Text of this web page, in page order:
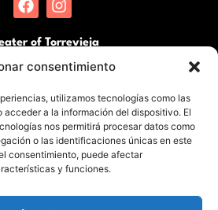
consentimiento
utilizamos tecnologías como las
a la información del dispositivo. El
nos permitirá procesar datos como
o las identificaciones únicas en este
consentimiento, puede afectar
y funciones.
of Torrevieja
SN. 03181 Torrevieja,
of Torrevieja
s/n Junto al Hospital
Torrevieja, Alicante